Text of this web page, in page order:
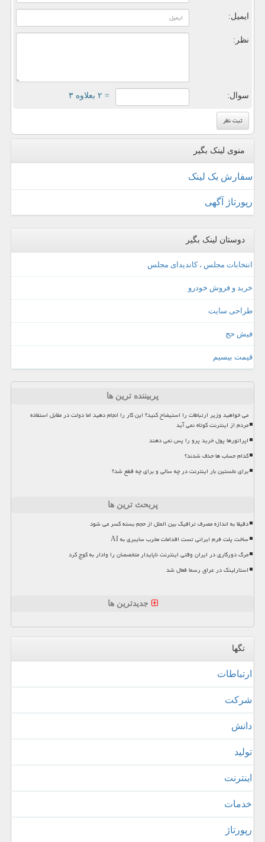
ایمیل:
نظر:
سوال: = ۲ بعلاوه ۳
منوی لینک بگیر
سفارش بک لینک
رپورتاژ آگهی
دوستان لینک بگیر
انتخابات مجلس ، کاندیدای مجلس
خرید و فروش خودرو
طراحی سایت
فیش حج
قیمت بیسیم
پربیننده ترین ها
می خواهید وزیر ارتباطات را استیضاح کنید؟ این کار را انجام دهید اما دولت در مقابل استفاده
مردم از اینترنت کوتاه نمی آید
اپراتورها پول خرید پرو را پس نمی دهند
کدام حساب ها حذف شدند؟
برای نخستین بار اینترنت در چه سالی و برای چه قطع شد؟
پربحث ترین ها
دقیقا به اندازه مصرف ترافیک بین الملل از حجم بسته کسر می شود
ساخت پلت فرم ایرانی تست اقدامات مخرب سایبری به AI
مرگ دورکاری در ایران وقتی اینترنت ناپایدار متخصصان را وادار به کوچ کرد
استارلینک در عراق رسما فعال شد
جدیدترین ها
تگها
ارتباطات
شركت
دانش
تولید
اینترنت
خدمات
رپورتاژ